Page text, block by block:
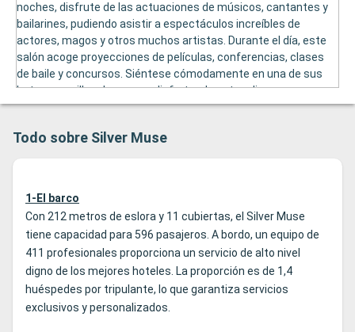
noches, disfrute de las actuaciones de músicos, cantantes y
bailarines, pudiendo asistir a espectáculos increíbles de
actores, magos y otros muchos artistas. Durante el día, este
salón acoge proyecciones de películas, conferencias, clases
de baile y concursos. Siéntese cómodamente en una de sus
butacas o sillas de cuero y disfrutar de estos diversos
eventos.
Todo sobre Silver Muse
1-El barco
Con 212 metros de eslora y 11 cubiertas, el Silver Muse
tiene capacidad para 596 pasajeros. A bordo, un equipo de
411 profesionales proporciona un servicio de alto nivel
digno de los mejores hoteles. La proporción es de 1,4
huéspedes por tripulante, lo que garantiza servicios
exclusivos y personalizados.